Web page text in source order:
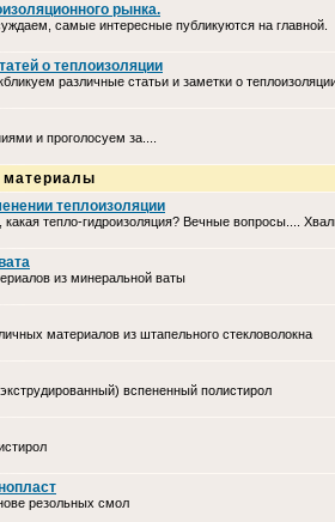
рынка.
самые интересные публикуются на главной.
о теплоизоляции
различные статьи и заметки о
и проголосуем за....
материалы
теплоизоляции
какая тепло-гидроизоляция? Вечные вопросы....
из минеральной ваты
материалов из штапельного стекловолокна
вспененный полистирол
резольных смол